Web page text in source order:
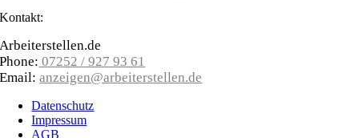
Kontakt:
Arbeiterstellen.de
Phone: 07252 / 927 93 61
Email:anzeigen@arbeiterstellen.de
Datenschutz
Impressum
AGB